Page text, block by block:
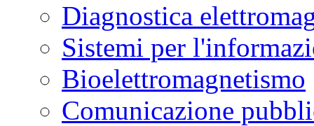
Diagnostica
Sistemi per
Bioelettromagnetismo
Comunicazione